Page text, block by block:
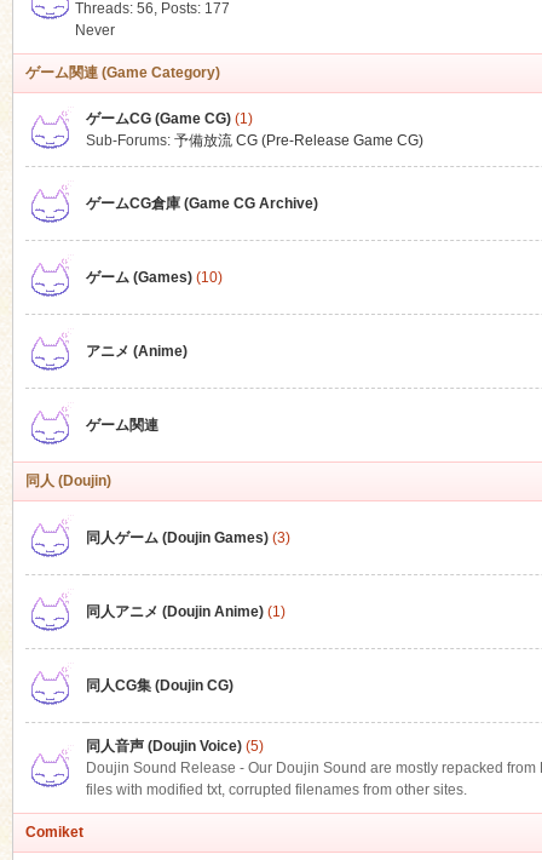
Threads: 56, Posts: 177
Never
ゲーム関連 (Game Category)
ゲームCG (Game CG)(1)
Sub-Forums: 予備放流 CG (Pre-Release Game CG)
ゲームCG倉庫 (Game CG Archive)
ゲーム (Games)(10)
アニメ (Anime)
ゲーム関連
同人 (Doujin)
同人ゲーム (Doujin Games)(3)
同人アニメ (Doujin Anime)(1)
同人CG集 (Doujin CG)
同人音声 (Doujin Voice)(5)
Doujin Sound Release - Our Doujin Sound are mostly repacked
files with modified txt, corrupted filenames from other sites.
Comiket